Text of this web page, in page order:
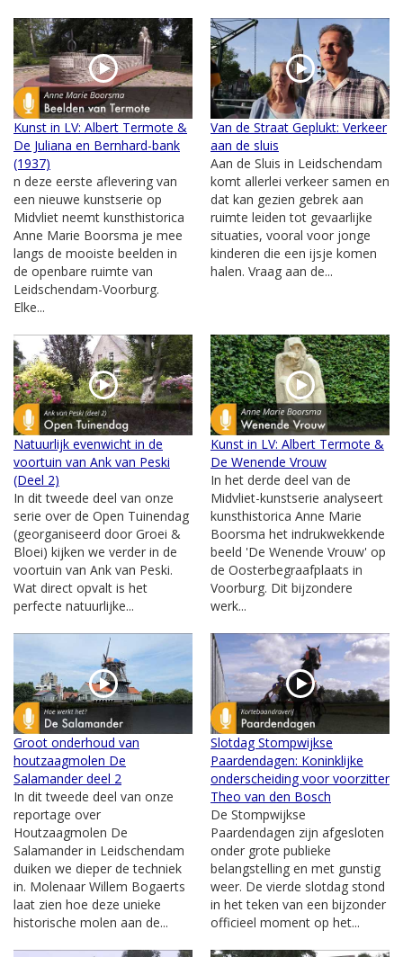
Kunst in LV: Albert Termote &
De Juliana en Bernhard-bank
(1937)
n deze eerste aflevering van
een nieuwe kunstserie op
Midvliet neemt kunsthistorica
Anne Marie Boorsma je mee
langs de mooiste beelden in
de openbare ruimte van
Leidschendam-Voorburg.
Elke...
Van de Straat Geplukt: Verkeer
aan de sluis
Aan de Sluis in Leidschendam
komt allerlei verkeer samen en
dat kan gezien gebrek aan
ruimte leiden tot gevaarlijke
situaties, vooral voor jonge
kinderen die een ijsje komen
halen. Vraag aan de...
Natuurlijk evenwicht in de
voortuin van Ank van Peski
(Deel 2)
In dit tweede deel van onze
serie over de Open Tuinendag
(georganiseerd door Groei &
Bloei) kijken we verder in de
voortuin van Ank van Peski.
Wat direct opvalt is het
perfecte natuurlijke...
Kunst in LV: Albert Termote &
De Wenende Vrouw
In het derde deel van de
Midvliet-kunstserie analyseert
kunsthistorica Anne Marie
Boorsma het indrukwekkende
beeld 'De Wenende Vrouw' op
de Oosterbegraafplaats in
Voorburg. Dit bijzondere
werk...
Groot onderhoud van
houtzaagmolen De
Salamander deel 2
In dit tweede deel van onze
reportage over
Houtzaagmolen De
Salamander in Leidschendam
duiken we dieper de techniek
in. Molenaar Willem Bogaerts
laat zien hoe deze unieke
historische molen aan de...
Slotdag Stompwijkse
Paardendagen: Koninklijke
onderscheiding voor voorzitter
Theo van den Bosch
De Stompwijkse
Paardendagen zijn afgesloten
onder grote publieke
belangstelling en met gunstig
weer. De vierde slotdag stond
in het teken van een bijzonder
officieel moment op het...